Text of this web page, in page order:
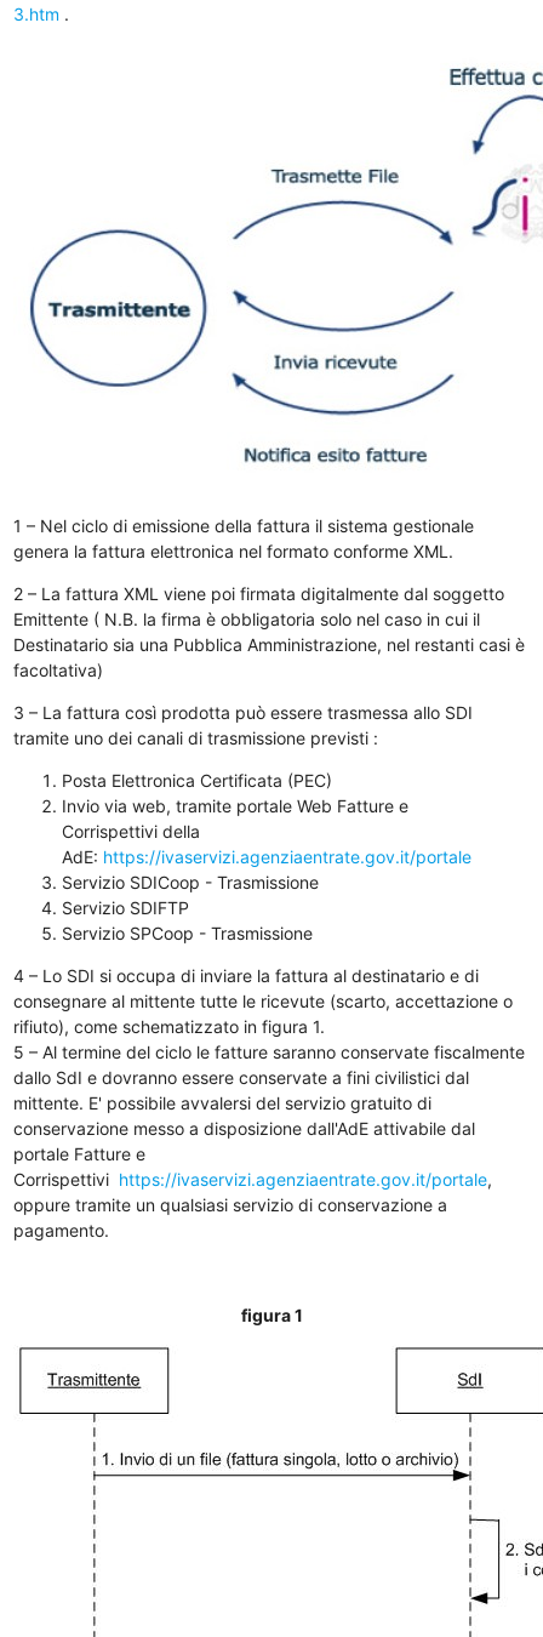
3.htm .
1 – Nel ciclo di emissione della fattura il sistema gestionale
genera la fattura elettronica nel formato conforme XML.
2 – La fattura XML viene poi firmata digitalmente dal soggetto
Emittente ( N.B. la firma è obbligatoria solo nel caso in cui il
Destinatario sia una Pubblica Amministrazione, nel restanti casi è
facoltativa)
3 – La fattura così prodotta può essere trasmessa allo SDI
tramite uno dei canali di trasmissione previsti :
Posta Elettronica Certificata (PEC)
Invio via web, tramite portale Web Fatture e
Corrispettivi della
AdE: https://ivaservizi.agenziaentrate.gov.it/portale
Servizio SDICoop - Trasmissione
Servizio SDIFTP
Servizio SPCoop - Trasmissione
4 – Lo SDI si occupa di inviare la fattura al destinatario e di
consegnare al mittente tutte le ricevute (scarto, accettazione o
rifiuto), come schematizzato in figura 1.
5 – Al termine del ciclo le fatture saranno conservate fiscalmente
dallo SdI e dovranno essere conservate a fini civilistici dal
mittente. E' possibile avvalersi del servizio gratuito di
conservazione messo a disposizione dall'AdE attivabile dal
portale Fatture e
Corrispettivi https://ivaservizi.agenziaentrate.gov.it/portale,
oppure tramite un qualsiasi servizio di conservazione a
pagamento.
figura 1